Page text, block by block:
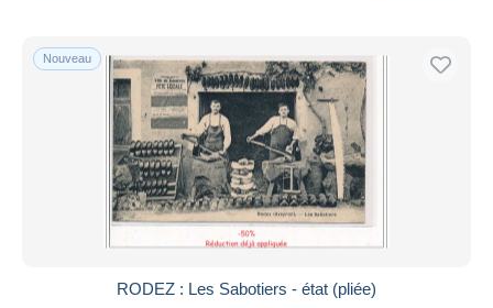
Nouveau
RODEZ : Les Sabotiers - état (pliée)